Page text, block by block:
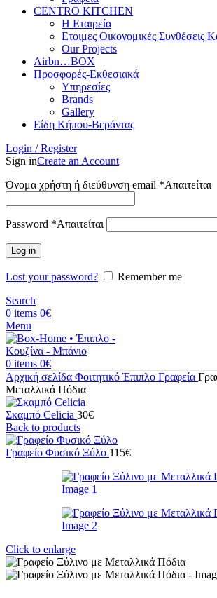
CENTRO KITCHEN
Η Εταιρεία
Ετοιμες Οικονομικές Συνθέσεις
Our Projects
Airbn…BOX
Προσφορές-Εκθεσιακά
Υπηρεσίες
Brands
Gallery
Είδη Κήπου-Βεράντας
Login / Register
Sign inCreate an Account
Όνομα χρήστη ή διεύθυνση email *Απαιτείται
Password *Απαιτείται
Log in
Lost your password?
Remember me
Search
0 items 0€
Menu
0 items 0€
Αρχική σελίδα Φοιτητικό Έπιπλο Γραφεία
Μεταλλικά Πόδια
Σκαμπό Celicia 30€
Back to products
Γραφείο Φυσικό Ξύλο 115€
Click to enlarge